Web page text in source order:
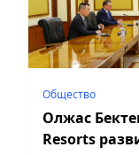
Общество
Олжас
Resorts